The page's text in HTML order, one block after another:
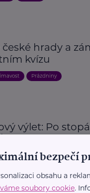
hrady a
kvízu
Prázdniny
výlet: Po
Rodina Zábava
bezpečí
obsahu a
soubory cookie.